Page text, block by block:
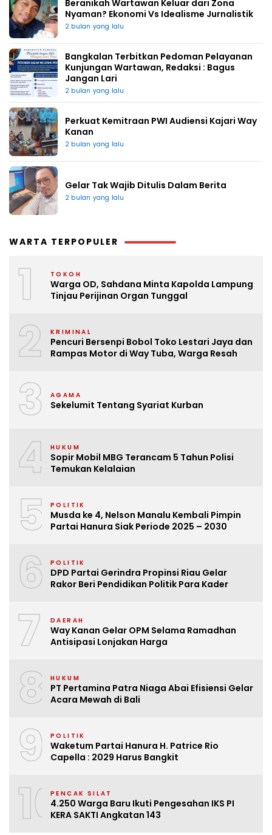
Beranikah Wartawan Keluar dari Zona
Nyaman? Ekonomi Vs Idealisme Jurnalistik
2 bulan yang lalu
Bangkalan Terbitkan Pedoman Pelayanan
Kunjungan Wartawan, Redaksi : Bagus
Jangan Lari
2 bulan yang lalu
Perkuat Kemitraan PWI Audiensi Kajari Way
Kanan
2 bulan yang lalu
Gelar Tak Wajib Ditulis Dalam Berita
2 bulan yang lalu
WARTA TERPOPULER
1 TOKOH
Warga OD, Sahdana Minta Kapolda Lampung
Tinjau Perijinan Organ Tunggal
2 KRIMINAL
Pencuri Bersenpi Bobol Toko Lestari Jaya dan
Rampas Motor di Way Tuba, Warga Resah
3 AGAMA
Sekelumit Tentang Syariat Kurban
4 HUKUM
Sopir Mobil MBG Terancam 5 Tahun Polisi
Temukan Kelalaian
5 POLITIK
Musda ke 4, Nelson Manalu Kembali Pimpin
Partai Hanura Siak Periode 2025 – 2030
6 POLITIK
DPD Partai Gerindra Propinsi Riau Gelar
Rakor Beri Pendidikan Politik Para Kader
7 DAERAH
Way Kanan Gelar OPM Selama Ramadhan
Antisipasi Lonjakan Harga
8 HUKUM
PT Pertamina Patra Niaga Abai Efisiensi Gelar
Acara Mewah di Bali
9 POLITIK
Waketum Partai Hanura H. Patrice Rio
Capella : 2029 Harus Bangkit
10PENCAK SILAT
4.250 Warga Baru Ikuti Pengesahan IKS PI
KERA SAKTI Angkatan 143